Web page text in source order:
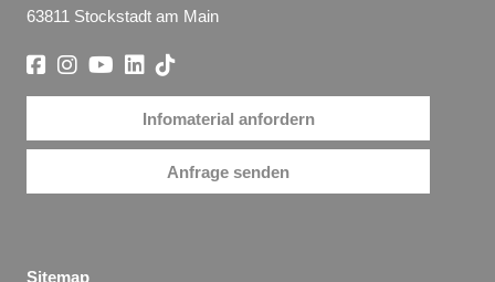
63811 Stockstadt am Main
Infomaterial anfordern
Anfrage senden
Sitemap